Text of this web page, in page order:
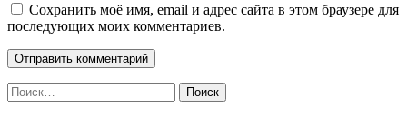
Сохранить моё имя, email и адрес сайта в этом браузере для
последующих моих комментариев.
Найти: